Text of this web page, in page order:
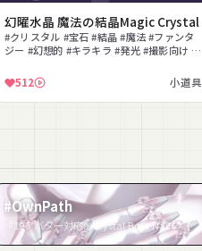
幻曜水晶 魔法の結晶Magic Crystal
#クリスタル #宝石 #結晶 #魔法 #ファンタ
ジー #幻想的 #キラキラ #発光 #撮影向け #
512
小道具
#OwnPath
『19アバター対応🎀Crystal Bow Nail💅【MA対応】』など4件